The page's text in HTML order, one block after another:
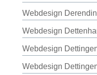
Webdesign
Webdesign
Webdesign
Webdesign